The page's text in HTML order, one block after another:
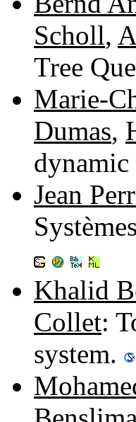
Scholl,
Tree
Marie-
Dumas,
Jean
Khalid
Collet:
system.